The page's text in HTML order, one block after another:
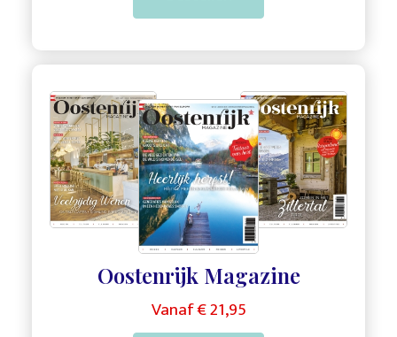
,,
Oostenrijk Magazine
Vanaf € 21,95